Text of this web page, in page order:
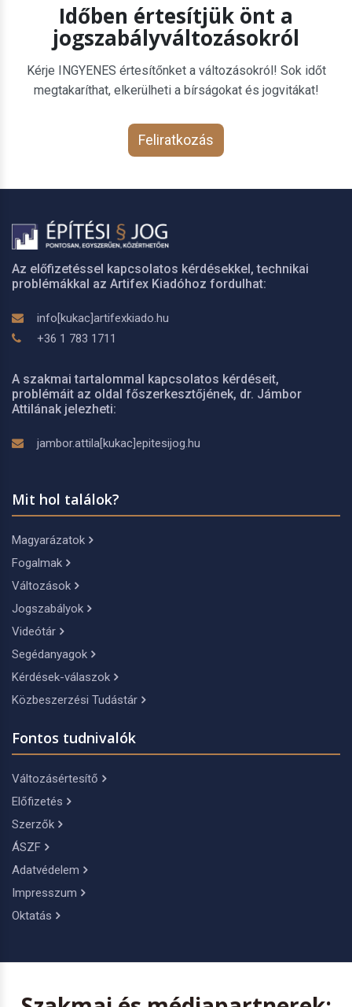
Időben értesítjük önt a
jogszabályváltozásokról
Kérje INGYENES értesítőnket a változásokról! Sok időt
megtakaríthat, elkerülheti a bírságokat és jogvitákat!
Feliratkozás
Az előfizetéssel kapcsolatos kérdésekkel, technikai
problémákkal az Artifex Kiadóhoz fordulhat:
info[kukac]artifexkiado.hu
+36 1 783 1711
A szakmai tartalommal kapcsolatos kérdéseit,
problémáit az oldal főszerkesztőjének, dr. Jámbor
Attilának jelezheti:
jambor.attila[kukac]epitesijog.hu
Mit hol találok?
Magyarázatok
Fogalmak
Változások
Jogszabályok
Videótár
Segédanyagok
Kérdések-válaszok
Közbeszerzési Tudástár
Fontos tudnivalók
Változásértesítő
Előfizetés
Szerzők
ÁSZF
Adatvédelem
Impresszum
Oktatás